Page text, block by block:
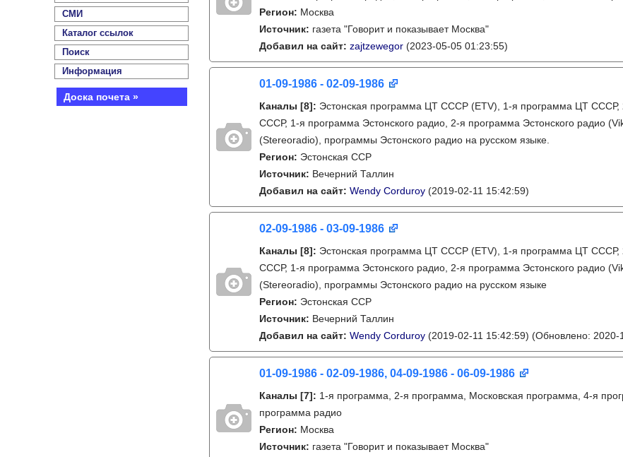
СМИ
Каталог ссылок
Поиск
Информация
Доска почета »
Регион: Москва
Источник: газета "Говорит и показывает Москва"
Добавил на сайт: zajtzewegor (2023-05-05 01:23:55)
01-09-1986 - 02-09-1986
Каналы [8]: Эстонская программа ЦТ СССР (ETV), 1-я программа ЦТ
СССР, 1-я программа Эстонского радио, 2-я программа Эстонского радио
(Stereoradio), программы Эстонского радио на русском языке.
Регион: Эстонская ССР
Источник: Вечерний Таллин
Добавил на сайт: Wendy Corduroy (2019-02-11 15:42:59)
02-09-1986 - 03-09-1986
Каналы [8]: Эстонская программа ЦТ СССР (ETV), 1-я программа ЦТ
СССР, 1-я программа Эстонского радио, 2-я программа Эстонского радио
(Stereoradio), программы Эстонского радио на русском языке
Регион: Эстонская ССР
Источник: Вечерний Таллин
Добавил на сайт: Wendy Corduroy (2019-02-11 15:42:59) (Обновлено: 2020-
01-09-1986 - 02-09-1986, 04-09-1986 - 06-09-1986
Каналы [7]: 1-я программа, 2-я программа, Московская программа, 4-я
программа радио
Регион: Москва
Источник: газета "Говорит и показывает Москва"